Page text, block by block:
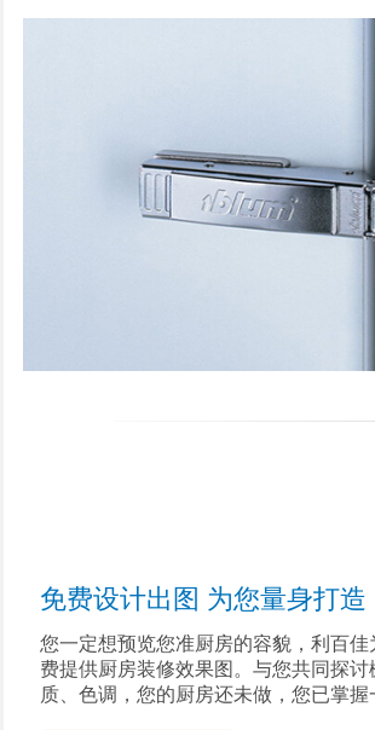
免费设计出图 为您量身打造
您一定想预览您准厨房的容貌，利百佳
费提供厨房装修效果图。与您共同探讨
质、色调，您的厨房还未做，您已掌握